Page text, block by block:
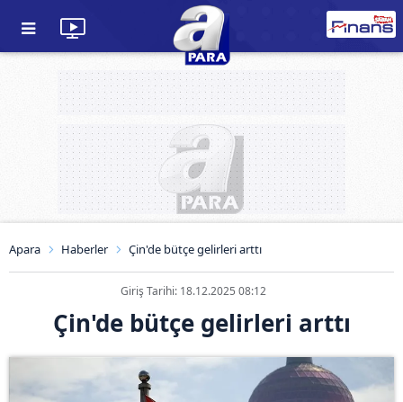
Apara Haberler Çin'de bütçe gelirleri arttı
Giriş Tarihi: 18.12.2025 08:12
Çin'de bütçe gelirleri arttı